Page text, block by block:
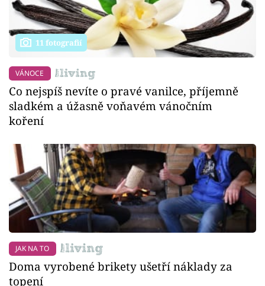
11 fotografií
VÁNOCE
Co nejspíš nevíte o pravé vanilce, příjemně
sladkém a úžasně voňavém vánočním
koření
JAK NA TO
Doma vyrobené brikety ušetří náklady za
topení